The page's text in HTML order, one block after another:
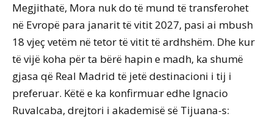
Megjithatë, Mora nuk do të mund të transferohet
në Evropë para janarit të vitit 2027, pasi ai mbush
18 vjeç vetëm në tetor të vitit të ardhshëm. Dhe kur
të vijë koha për ta bërë hapin e madh, ka shumë
gjasa që Real Madrid të jetë destinacioni i tij i
preferuar. Këtë e ka konfirmuar edhe Ignacio
Ruvalcaba, drejtori i akademisë së Tijuana-s: